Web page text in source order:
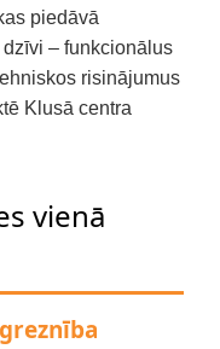
piedāvā
– funkcionālus
risinājumus
Klusā centra
vienā